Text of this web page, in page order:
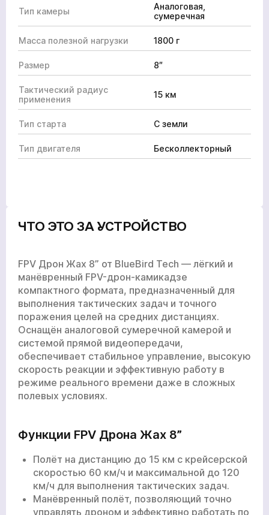
Тип камеры
Аналоговая,
сумеречная
Масса полезной нагрузки 1800 г
Размер 8″
Тактический радиус
применения
15 км
Тип старта С земли
Тип двигателя Бесколлекторный
ЧТО ЭТО ЗА УСТРОЙСТВО
FPV Дрон Жах 8” от BlueBird Tech — лёгкий и
манёвренный FPV-дрон-камикадзе
компактного формата, предназначенный для
выполнения тактических задач и точного
поражения целей на средних дистанциях.
Оснащён аналоговой сумеречной камерой и
системой прямой видеопередачи,
обеспечивает стабильное управление, высокую
скорость реакции и эффективную работу в
режиме реального времени даже в сложных
полевых условиях.
Функции FPV Дрона Жах 8”
Полёт на дистанцию до 15 км с крейсерской
скоростью 60 км/ч и максимальной до 120
км/ч для выполнения тактических задач.
Манёвренный полёт, позволяющий точно
управлять дроном и эффективно работать по